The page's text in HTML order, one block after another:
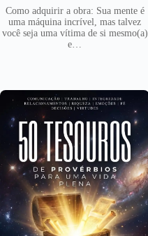
Como adquirir a obra: Sua mente é
uma máquina incrível, mas talvez
você seja uma vítima de si mesmo(a)
e…